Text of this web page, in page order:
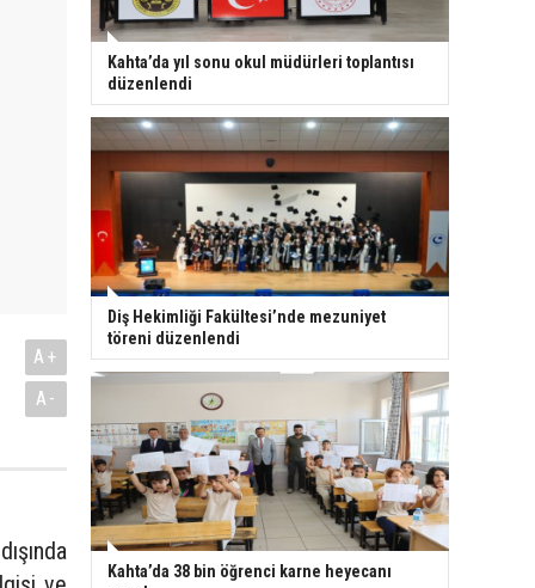
A+
A-
Kahta’da yıl sonu okul müdürleri toplantısı
düzenlendi
Diş Hekimliği Fakültesi’nde mezuniyet
töreni düzenlendi
Kahta’da 38 bin öğrenci karne heyecanı